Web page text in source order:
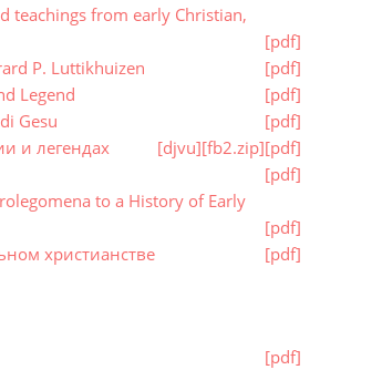
teachings from early Christian,
[pdf]
P. Luttikhuizen
[pdf]
Legend
[pdf]
Gesu
[pdf]
и легендах
[djvu][fb2.zip][pdf]
[pdf]
to a History of Early
[pdf]
христианстве
[pdf]
[pdf]